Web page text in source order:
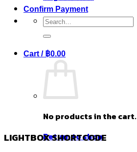
Confirm Payment
Search
for:
Cart / ฿0.00
No products in the cart.
Return to shop
LIGHTBOX SHORTCODE